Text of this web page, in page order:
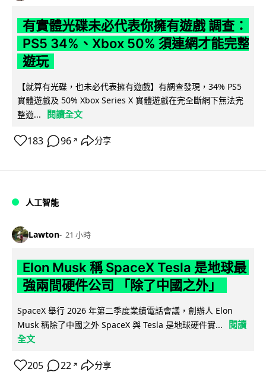
有實體光碟未必代表你擁有遊戲 調查：
PS5 34%、Xbox 50% 須連網才能完整
遊玩
【就算有光碟，也未必代表擁有遊戲】有調查發現，34% PS5
實體遊戲及 50% Xbox Series X 實體遊戲在完全斷網下無法完
整遊...
閱讀全文
183 96 ↗ 分享
人工智能
Lawton 21 小時
Elon Musk 稱 SpaceX Tesla 是地球最
強兩間硬件公司 「除了中國之外」
SpaceX 舉行 2026 年第二季度業績電話會議，創辦人 Elon
Musk 稱除了中國之外 SpaceX 與 Tesla 是地球硬件實...
閱讀
全文
205 22 ↗ 分享